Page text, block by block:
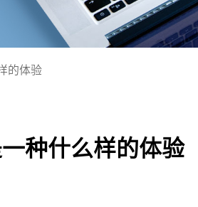
的体验
种什么样的体验